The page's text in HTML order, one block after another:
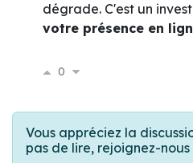
dégrade. C'est un
votre présence en
0
Vous appréciez la
pas de lire, rejoignez-nous